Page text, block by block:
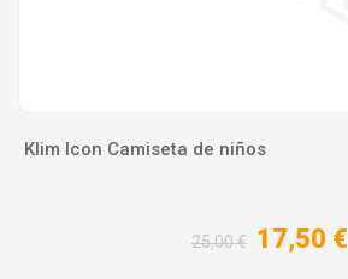
Klim Icon Camiseta de niños
25,00 € 17,50 €